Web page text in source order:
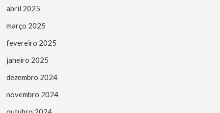
abril 2025
março 2025
fevereiro 2025
janeiro 2025
dezembro 2024
novembro 2024